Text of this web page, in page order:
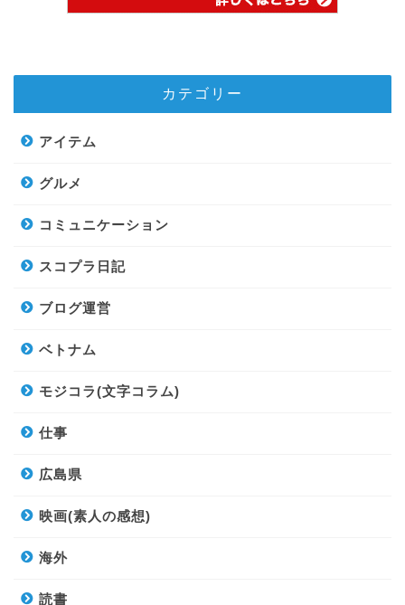
カテゴリー
アイテム
グルメ
コミュニケーション
スコプラ日記
ブログ運営
ベトナム
モジコラ(文字コラム)
仕事
広島県
映画(素人の感想)
海外
読書